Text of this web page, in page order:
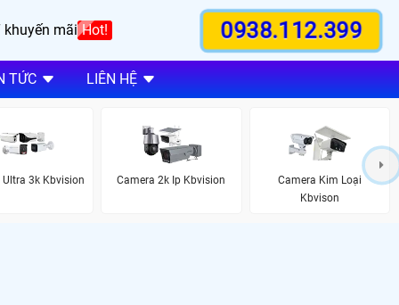
khuyến mãi Hot! 0938.112.399
TỨC LIÊN HỆ
Ultra 3k Kbvision Camera 2k Ip Kbvision
Camera Kim Loại
Kbvison